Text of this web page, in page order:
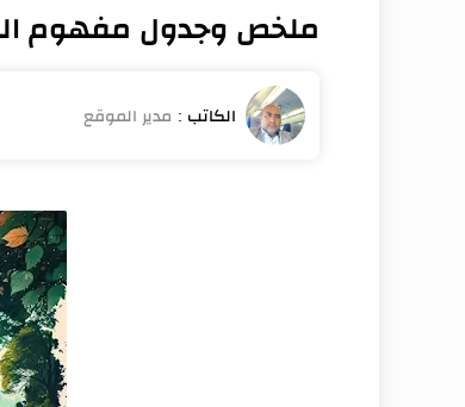
ملخص وجدول مفهوم